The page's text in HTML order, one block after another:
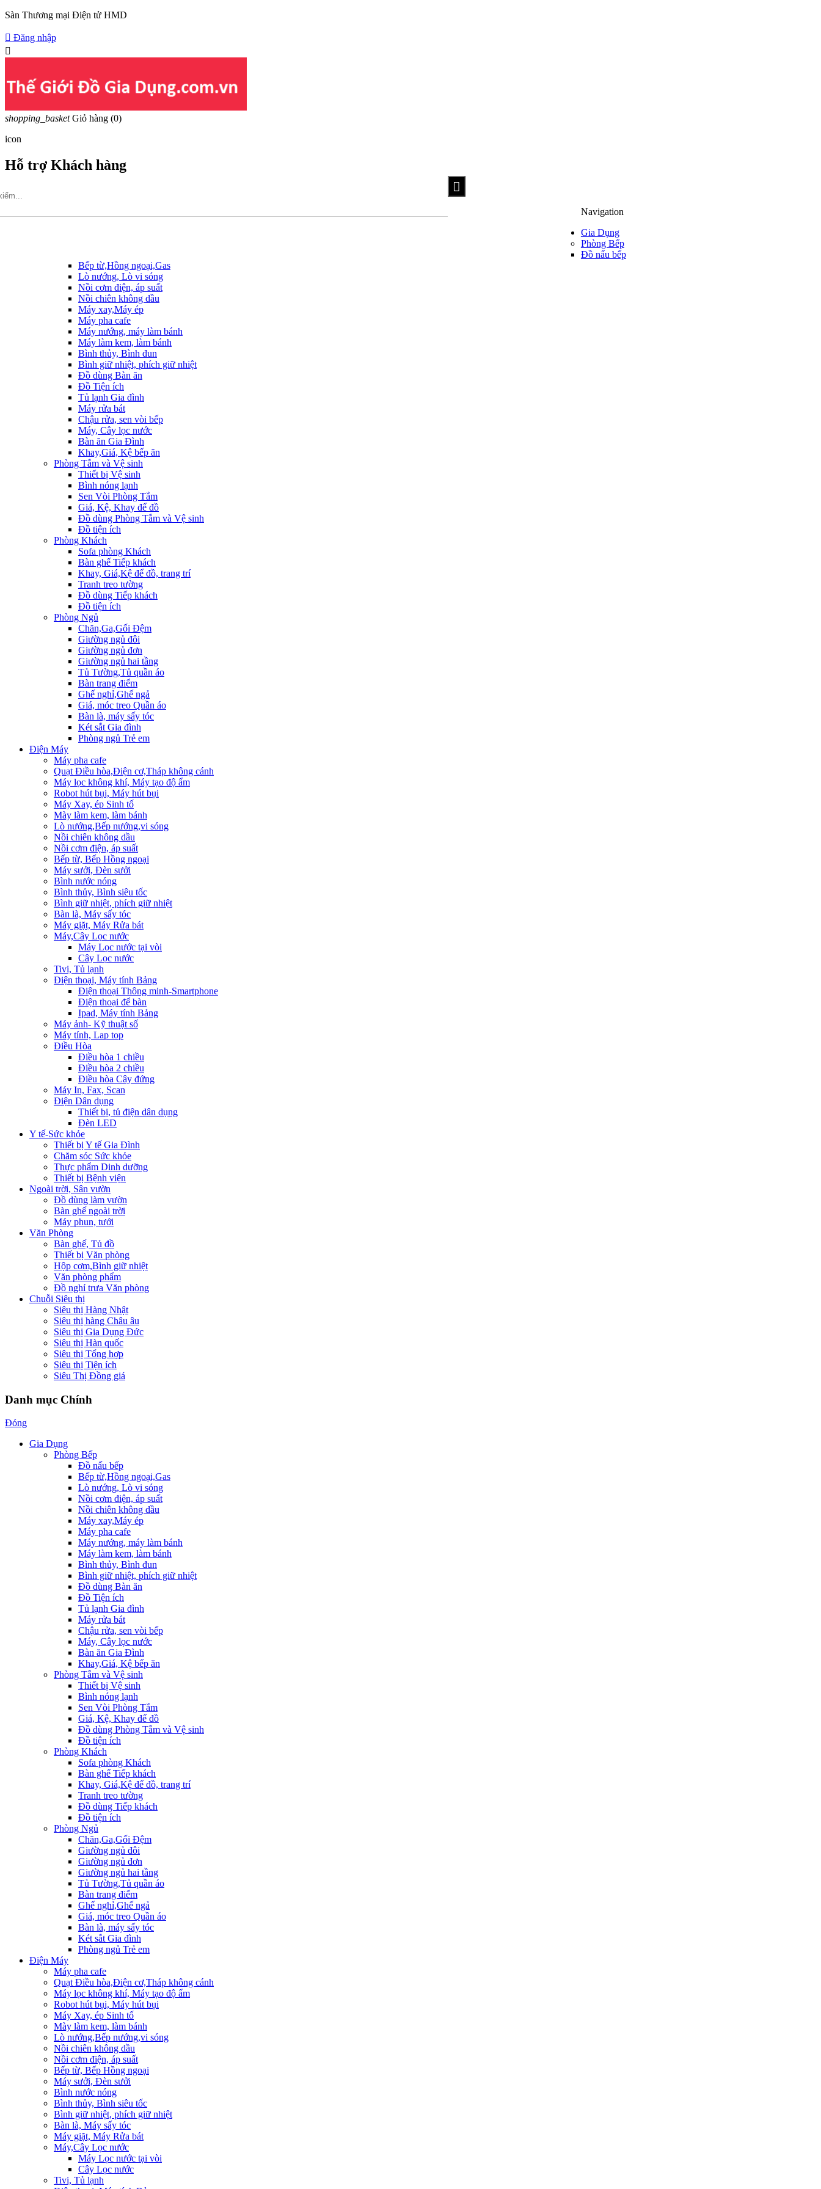
Sàn Thương mại Điện tử HMD
 Đăng nhập

shopping_basket Giỏ hàng (0)
icon
Hỗ trợ Khách hàng
Hotline: 09317.456.44
Navigation
Gia Dụng
Phòng Bếp
Đồ nấu bếp
Bếp từ,Hồng ngoại,Gas
Lò nướng, Lò vi sóng
Nồi cơm điện, áp suất
Nồi chiên không dầu
Máy xay,Máy ép
Máy pha cafe
Máy nướng, máy làm bánh
Máy làm kem, làm bánh
Bình thủy, Bình đun
Bình giữ nhiệt, phích giữ nhiệt
Đồ dùng Bàn ăn
Đồ Tiện ích
Tủ lạnh Gia đình
Máy rửa bát
Chậu rửa, sen vòi bếp
Máy, Cây lọc nước
Bàn ăn Gia Đình
Khay,Giá, Kệ bếp ăn
Phòng Tắm và Vệ sinh
Thiết bị Vệ sinh
Bình nóng lạnh
Sen Vòi Phòng Tắm
Giá, Kệ, Khay để đồ
Đồ dùng Phòng Tắm và Vệ sinh
Đồ tiện ích
Phòng Khách
Sofa phòng Khách
Bàn ghế Tiếp khách
Khay, Giá,Kệ để đồ, trang trí
Tranh treo tường
Đồ dùng Tiếp khách
Đồ tiện ích
Phòng Ngủ
Chăn,Ga,Gối Đệm
Giường ngủ đôi
Giường ngủ đơn
Giường ngủ hai tầng
Tủ Tường,Tủ quần áo
Bàn trang điểm
Ghế nghỉ,Ghế ngả
Giá, móc treo Quần áo
Bàn là, máy sấy tóc
Két sắt Gia đình
Phòng ngủ Trẻ em
Điện Máy
Máy pha cafe
Quạt Điều hòa,Điện cơ,Tháp không cánh
Máy lọc không khí, Máy tạo độ ẩm
Robot hút bụi, Máy hút bụi
Máy Xay, ép Sinh tố
Mày làm kem, làm bánh
Lò nướng,Bếp nướng,vi sóng
Nồi chiên không dầu
Nồi cơm điện, áp suất
Bếp từ, Bếp Hồng ngoại
Máy sưởi, Đèn sưởi
Bình nước nóng
Bình thủy, Bình siêu tốc
Bình giữ nhiệt, phích giữ nhiệt
Bàn là, Máy sấy tóc
Máy giặt, Máy Rửa bát
Máy,Cây Lọc nước
Máy Lọc nước tại vòi
Cây Lọc nước
Tivi, Tủ lạnh
Điện thoại, Máy tính Bảng
Điện thoại Thông minh-Smartphone
Điện thoại để bàn
Ipad, Máy tính Bảng
Máy ảnh- Kỹ thuật số
Máy tính, Lap top
Điều Hòa
Điều hòa 1 chiều
Điều hòa 2 chiều
Điều hòa Cây đứng
Máy In, Fax, Scan
Điện Dân dụng
Thiết bị, tủ điện dân dụng
Đèn LED
Y tế-Sức khỏe
Thiết bị Y tế Gia Đình
Chăm sóc Sức khỏe
Thực phẩm Dinh dưỡng
Thiết bị Bệnh viện
Ngoài trời, Sân vườn
Đồ dùng làm vườn
Bàn ghế ngoài trời
Máy phun, tưới
Văn Phòng
Bàn ghế, Tủ đồ
Thiết bị Văn phòng
Hộp cơm,Bình giữ nhiệt
Văn phòng phẩm
Đồ nghỉ trưa Văn phòng
Chuỗi Siêu thị
Siêu thị Hàng Nhật
Siêu thị hàng Châu âu
Siêu thị Gia Dụng Đức
Siêu thị Hàn quốc
Siêu thị Tổng hợp
Siêu thị Tiện ích
Siêu Thị Đồng giá
Danh mục Chính
Đóng
Gia Dụng
Phòng Bếp
Đồ nấu bếp
Bếp từ,Hồng ngoại,Gas
Lò nướng, Lò vi sóng
Nồi cơm điện, áp suất
Nồi chiên không dầu
Máy xay,Máy ép
Máy pha cafe
Máy nướng, máy làm bánh
Máy làm kem, làm bánh
Bình thủy, Bình đun
Bình giữ nhiệt, phích giữ nhiệt
Đồ dùng Bàn ăn
Đồ Tiện ích
Tủ lạnh Gia đình
Máy rửa bát
Chậu rửa, sen vòi bếp
Máy, Cây lọc nước
Bàn ăn Gia Đình
Khay,Giá, Kệ bếp ăn
Phòng Tắm và Vệ sinh
Thiết bị Vệ sinh
Bình nóng lạnh
Sen Vòi Phòng Tắm
Giá, Kệ, Khay để đồ
Đồ dùng Phòng Tắm và Vệ sinh
Đồ tiện ích
Phòng Khách
Sofa phòng Khách
Bàn ghế Tiếp khách
Khay, Giá,Kệ để đồ, trang trí
Tranh treo tường
Đồ dùng Tiếp khách
Đồ tiện ích
Phòng Ngủ
Chăn,Ga,Gối Đệm
Giường ngủ đôi
Giường ngủ đơn
Giường ngủ hai tầng
Tủ Tường,Tủ quần áo
Bàn trang điểm
Ghế nghỉ,Ghế ngả
Giá, móc treo Quần áo
Bàn là, máy sấy tóc
Két sắt Gia đình
Phòng ngủ Trẻ em
Điện Máy
Máy pha cafe
Quạt Điều hòa,Điện cơ,Tháp không cánh
Máy lọc không khí, Máy tạo độ ẩm
Robot hút bụi, Máy hút bụi
Máy Xay, ép Sinh tố
Mày làm kem, làm bánh
Lò nướng,Bếp nướng,vi sóng
Nồi chiên không dầu
Nồi cơm điện, áp suất
Bếp từ, Bếp Hồng ngoại
Máy sưởi, Đèn sưởi
Bình nước nóng
Bình thủy, Bình siêu tốc
Bình giữ nhiệt, phích giữ nhiệt
Bàn là, Máy sấy tóc
Máy giặt, Máy Rửa bát
Máy,Cây Lọc nước
Máy Lọc nước tại vòi
Cây Lọc nước
Tivi, Tủ lạnh